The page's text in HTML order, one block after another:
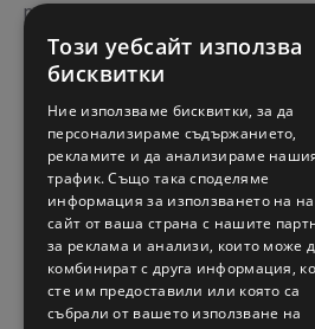
регистрирате за нашия бюлетин
ТЕСТ ЗА СИГУРНОСТ
Въведете кода в полето
отдолу
Прочетох и съм съгласен с Правни
Този уебсайт използва
бисквитки
Ние използваме бисквитки, за да
персонализираме съдържанието,
рекламите и да анализираме
трафик. Също така споделяме
информация за използването на
сайт от ваша страна с нашите
за реклама и анализи, които може
комбинират с друга информация,
сте им предоставили или която са
събрали от вашето използване на